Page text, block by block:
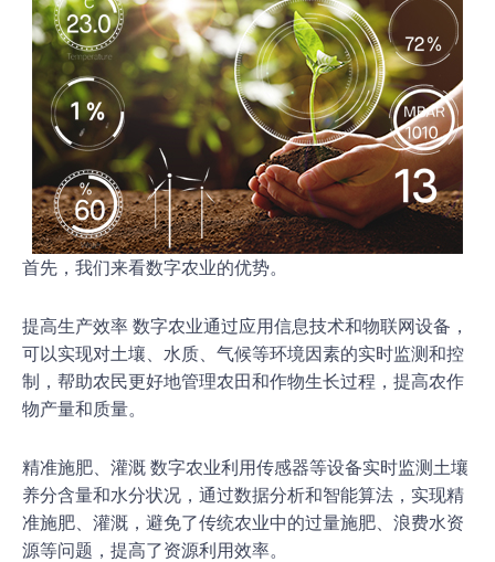
首先，我们来看数字农业的优势。
提高生产效率 数字农业通过应用信息技术和物联网设备，
可以实现对土壤、水质、气候等环境因素的实时监测和控
制，帮助农民更好地管理农田和作物生长过程，提高农作
物产量和质量。
精准施肥、灌溉 数字农业利用传感器等设备实时监测土壤
养分含量和水分状况，通过数据分析和智能算法，实现精
准施肥、灌溉，避免了传统农业中的过量施肥、浪费水资
源等问题，提高了资源利用效率。